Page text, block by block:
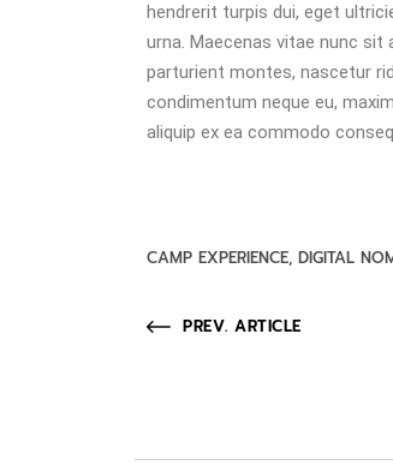
hendrerit turpis dui, eget
urna. Maecenas vitae nunc
parturient montes, nascetur
condimentum neque eu,
aliquip ex ea commodo
CAMP EXPERIENCE DIGITAL
PREV. ARTICLE